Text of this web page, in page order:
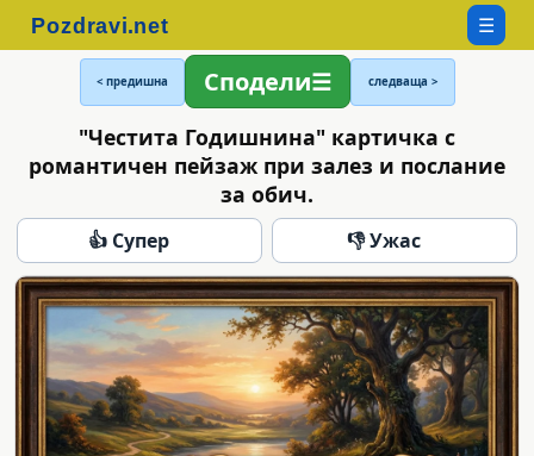
☰
< предишна Сподели следваща >
"Честита Годишнина" картичка с
романтичен пейзаж при залез и послание
за обич.
👍 Супер 👎 Ужас